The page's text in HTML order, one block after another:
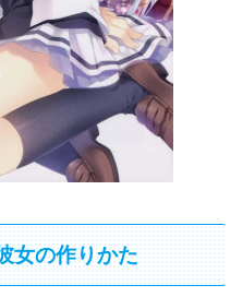
女の作りかた